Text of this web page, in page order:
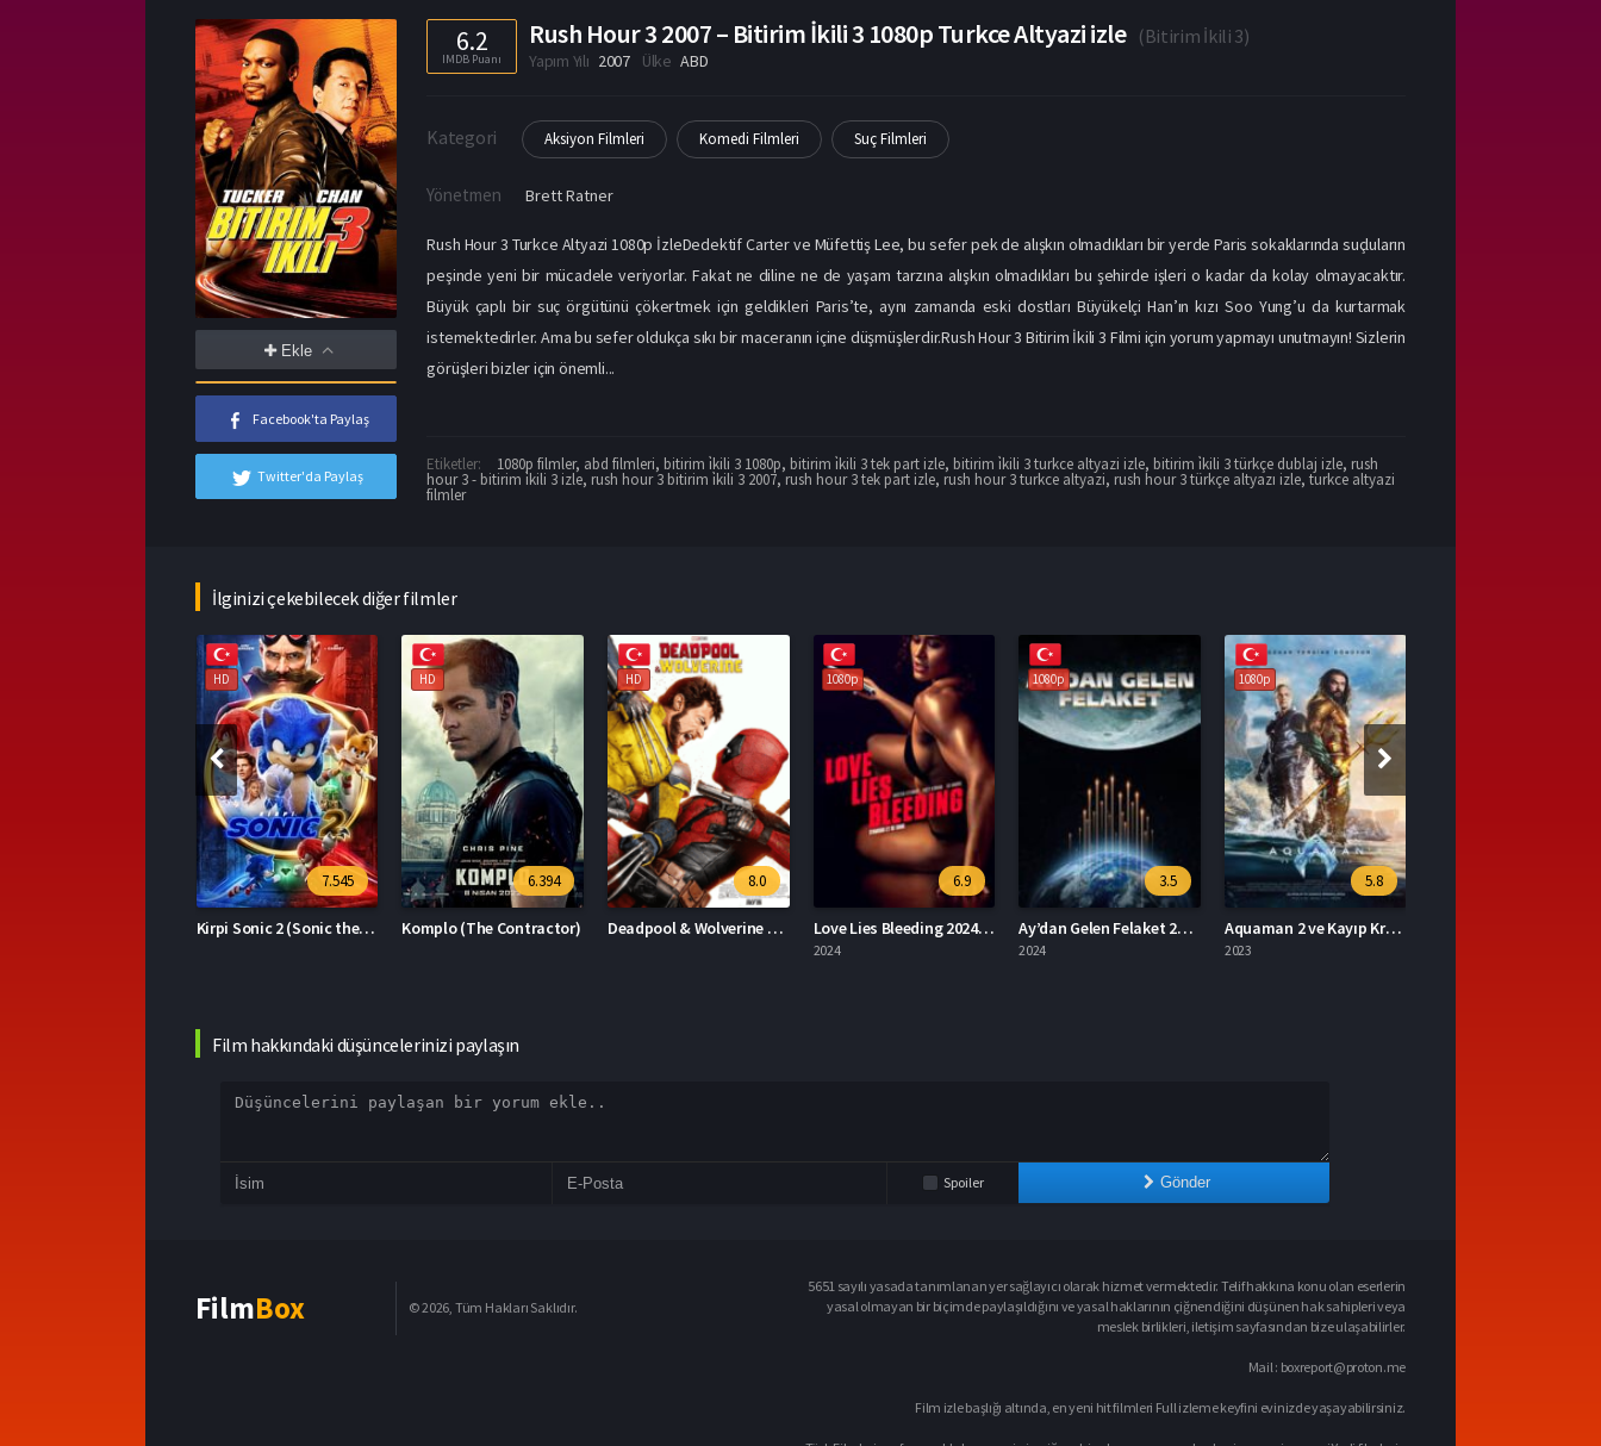
Ekle
Facebook'ta Paylaş
Twitter'da Paylaş
6.2
IMDB Puanı
Rush Hour 3 2007 – Bitirim İkili 3 1080p Turkce Altyazi izle (Bitirim İkili 3)
Yapım Yılı 2007 Ülke ABD
Kategori Aksiyon Filmleri Komedi Filmleri Suç Filmleri
Yönetmen Brett Ratner
Rush Hour 3 Turkce Altyazi 1080p İzleDedektif Carter ve Müfettiş Lee, bu sefer pek de alışkın olmadıkları bir yerde Paris sokaklarında suçluların
peşinde yeni bir mücadele veriyorlar. Fakat ne diline ne de yaşam tarzına alışkın olmadıkları bu şehirde işleri o kadar da kolay olmayacaktır.
Büyük çaplı bir suç örgütünü çökertmek için geldikleri Paris’te, aynı zamanda eski dostları Büyükelçi Han’ın kızı Soo Yung’u da kurtarmak
istemektedirler. Ama bu sefer oldukça sıkı bir maceranın içine düşmüşlerdir.Rush Hour 3 Bitirim İkili 3 Filmi için yorum yapmayı unutmayın! Sizlerin
görüşleri bizler için önemli...
Etiketler: 1080p filmler, abd filmleri, bitirim i̇kili 3 1080p, bitirim i̇kili 3 tek part izle, bitirim i̇kili 3 turkce altyazi izle, bitirim i̇kili 3 türkçe dublaj izle, rush
hour 3 - bitirim i̇kili 3 izle, rush hour 3 bitirim i̇kili 3 2007, rush hour 3 tek part izle, rush hour 3 turkce altyazi, rush hour 3 türkçe altyazı izle,turkce altyazi
filmler
İlginizi çekebilecek diğer filmler
HD
6.394
Komplo (The Contractor)
HD
8.0
Deadpool & Wolverine Deadpool 3
1080p
6.9
Love Lies Bleeding 2024 – Aşk Kanayan Yalanlardır 1080p Turkce Dublaj izle
1080p
3.5
Ay’dan Gelen Felaket 2024 – Ay’dan Gelen Felaket 1080p Turkce Dublaj izle
2024
1080p
5.8
Aquaman 2 ve Kayıp Krallık 2023 – Aquaman 2 ve Kayıp Krallık 1080p Turkce Dublaj izle
2023
1080p
7
Mavka Ormanın Şarkısı 2023 – Yerli Film 1080p Turkce Dublaj izle
2023
Film hakkındaki düşüncelerinizi paylaşın
FilmBox © 2026, Tüm Hakları Saklıdır.
5651 sayılı yasada tanımlanan yer sağlayıcı olarak hizmet vermektedir. Telif hakkına konu olan eserlerin
yasal olmayan bir biçimde paylaşıldığını ve yasal haklarının çiğnendiğini düşünen hak sahipleri veya
meslek birlikleri, iletişim sayfasından bize ulaşabilirler.
Mail : boxreport@proton.me
Film izle başlığı altında, en yeni hit filmleri Full izleme keyfini evinizde yaşayabilirsiniz.